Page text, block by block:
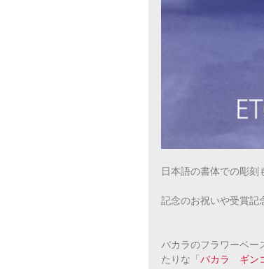
日本語の書体での彫刻
記念のお祝いや受賞記
バカラのフラワーベー
たりな「バカラ　ギン